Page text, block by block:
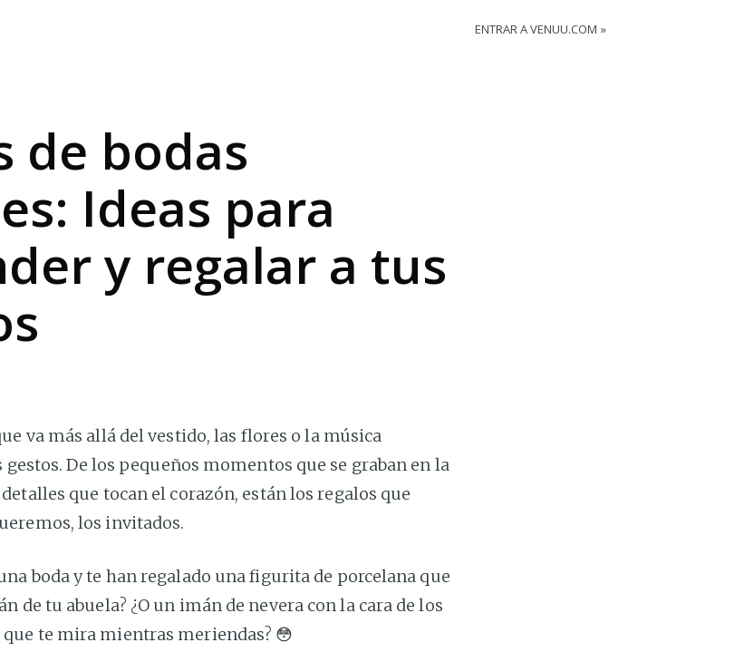
ENTRAR A VENUU.COM
de bodas
Ideas para
y regalar a tus
va más allá del vestido, las flores o la música
gestos. De los pequeños momentos que se graban en la
que tocan el corazón, están los regalos que
los invitados.
boda y te han regalado una figurita de porcelana que
de tu abuela? ¿O un imán de nevera con la cara de los
te mira mientras meriendas? 😳